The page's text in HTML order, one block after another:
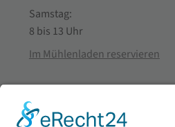
Samstag:
8 bis 13 Uhr
Im Mühlenladen reservieren